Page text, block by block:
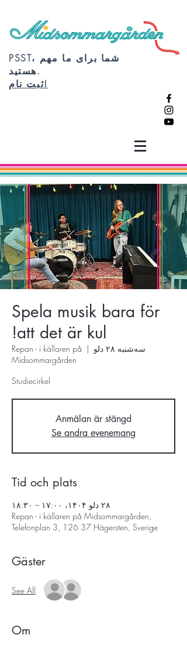
PSST، شما برای ما مهم
هستید.
ثبت نام!
Spela musik bara för
att det är kul!
سه‌شنبه ۲۸ دلو
  |
Repan - i källaren på
Midsommargården
Studiecirkel
Anmälan är stängd
Se andra evenemang
Tid och plats
۲۸ دلو ۱۴۰۴، ۱۷:۰۰ – ۱۸:۳۰
Repan - i källaren på Midsommargården,
Telefonplan 3, 126 37 Hägersten, Sverige
Gäster
See All
Om